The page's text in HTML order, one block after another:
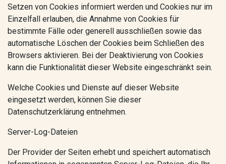
Setzen von Cookies informiert werden und Cookies nur im
Einzelfall erlauben, die Annahme von Cookies für
bestimmte Fälle oder generell ausschließen sowie das
automatische Löschen der Cookies beim Schließen des
Browsers aktivieren. Bei der Deaktivierung von Cookies
kann die Funktionalität dieser Website eingeschränkt sein.
Welche Cookies und Dienste auf dieser Website
eingesetzt werden, können Sie dieser
Datenschutzerklärung entnehmen.
Server-Log-Dateien
Der Provider der Seiten erhebt und speichert automatisch